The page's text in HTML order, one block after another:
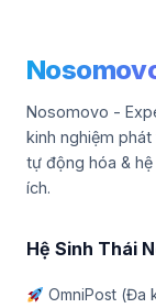
Nosomovo -
kinh nghiệm
tự động hóa &
ích.
Hệ Sinh Thái
OmniPost (Đa